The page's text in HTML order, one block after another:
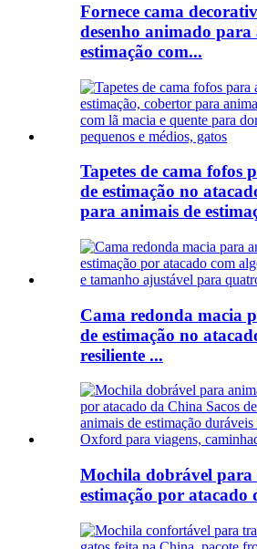
Fornece cama
desenho animado para
estimação com...
Tapetes de cama fofos
de estimação no
para animais de
Cama redonda macia
de estimação no
resiliente ...
Mochila dobrável para
estimação por atacado